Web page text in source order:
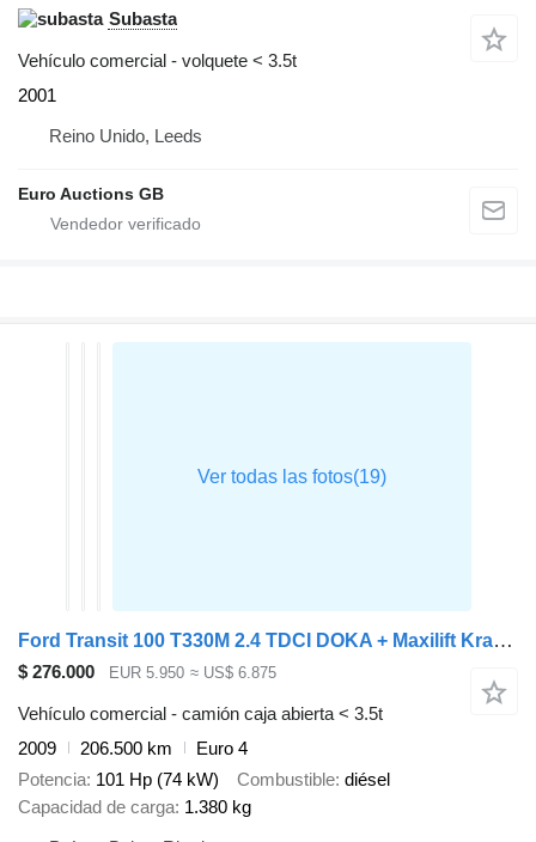
Subasta
Vehículo comercial - volquete < 3.5t
2001
Reino Unido, Leeds
Euro Auctions GB
Ford Transit 100 T330M 2.4 TDCI DOKA + Maxilift Kraan Crane
$ 276.000 EUR 5.950 ≈ US$ 6.875
Vehículo comercial - camión caja abierta < 3.5t
2009
206.500 km
Euro 4
Potencia 101 Hp (74 kW) Combustible diésel
Capacidad de carga 1.380 kg